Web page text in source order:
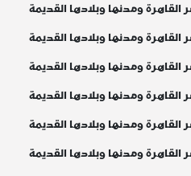
القاهرة ومدنها وبلادها القديمة
القاهرة ومدنها وبلادها القديمة
القاهرة ومدنها وبلادها القديمة
القاهرة ومدنها وبلادها القديمة
القاهرة ومدنها وبلادها القديمة
القاهرة ومدنها وبلادها القديمة